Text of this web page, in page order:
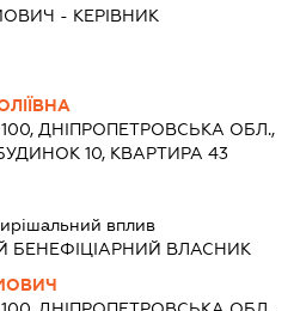
- КЕРІВНИК
ДНІПРОПЕТРОВСЬКА ОБЛ.,
10, КВАРТИРА 43
вплив
БЕНЕФІЦІАРНИЙ ВЛАСНИК